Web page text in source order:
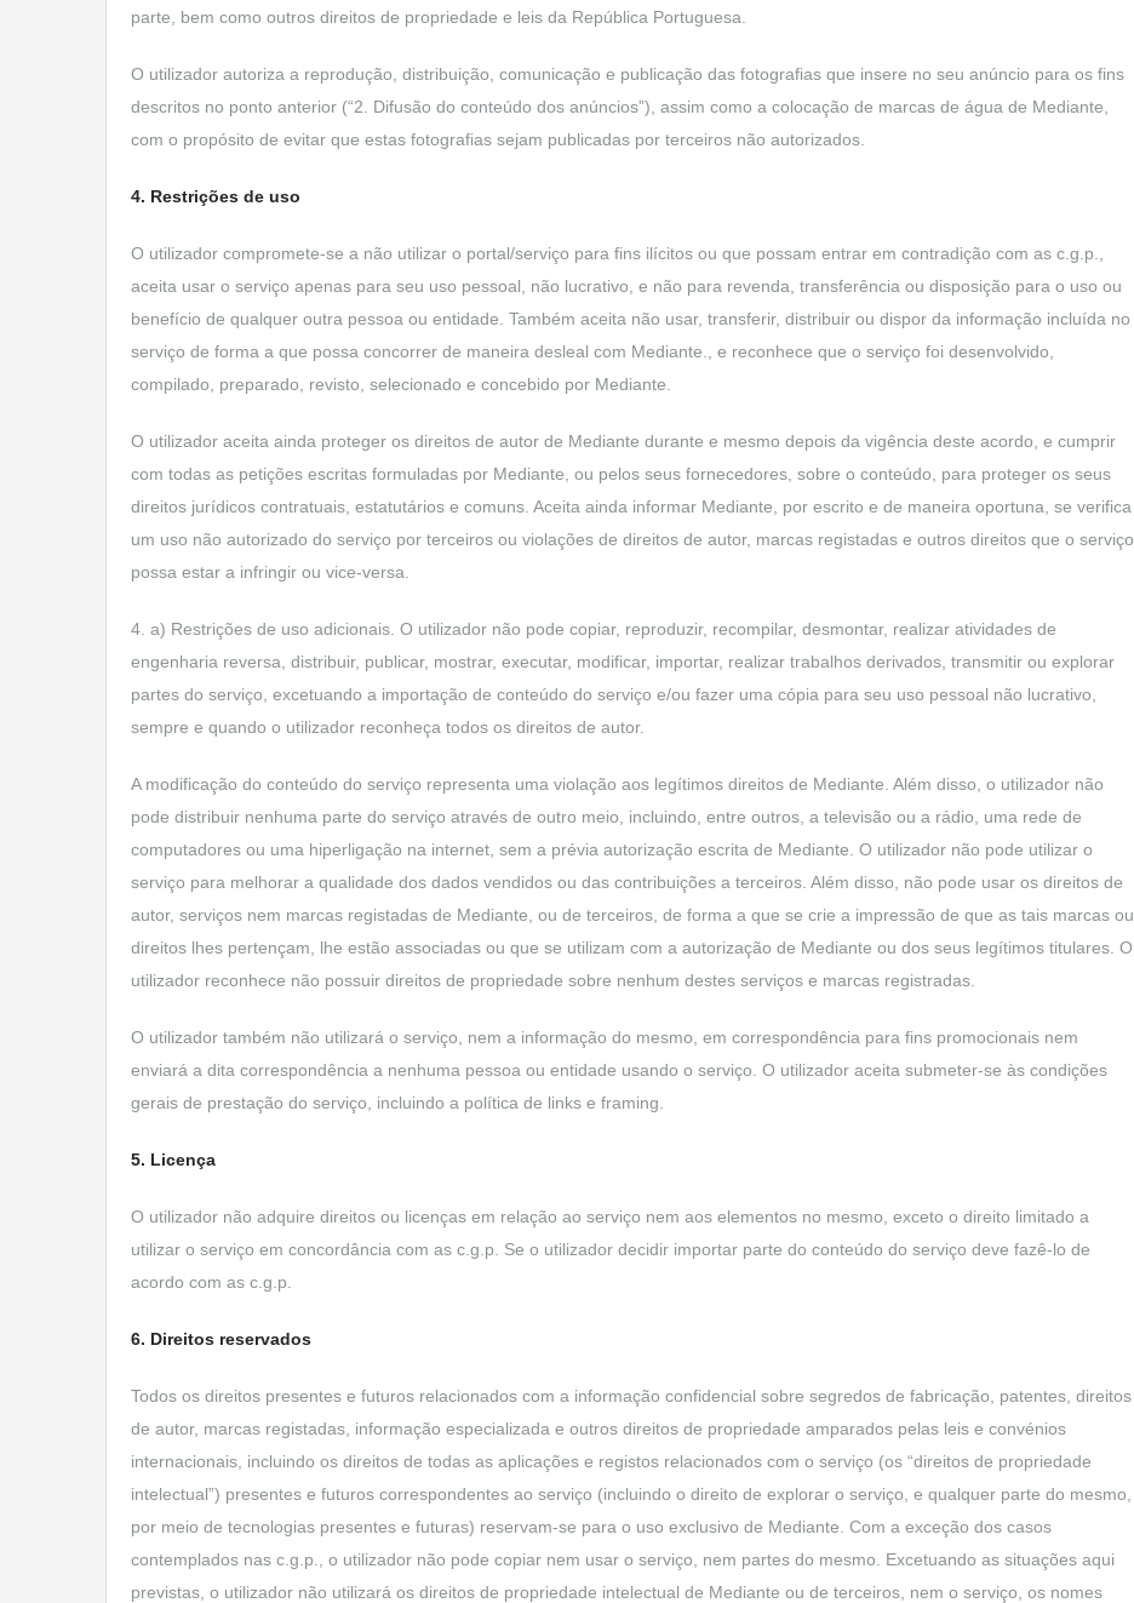
parte, bem como outros direitos de propriedade e leis da República Portuguesa.
O utilizador autoriza a reprodução, distribuição, comunicação e publicação das fotografias que insere no seu anúncio para os fins
descritos no ponto anterior (“2. Difusão do conteúdo dos anúncios”), assim como a colocação de marcas de água de Mediante,
com o propósito de evitar que estas fotografias sejam publicadas por terceiros não autorizados.
4. Restrições de uso
O utilizador compromete-se a não utilizar o portal/serviço para fins ilícitos ou que possam entrar em contradição com as c.g.p.,
aceita usar o serviço apenas para seu uso pessoal, não lucrativo, e não para revenda, transferência ou disposição para o uso ou
benefício de qualquer outra pessoa ou entidade. Também aceita não usar, transferir, distribuir ou dispor da informação incluída no
serviço de forma a que possa concorrer de maneira desleal com Mediante., e reconhece que o serviço foi desenvolvido,
compilado, preparado, revisto, selecionado e concebido por Mediante.
O utilizador aceita ainda proteger os direitos de autor de Mediante durante e mesmo depois da vigência deste acordo, e cumprir
com todas as petições escritas formuladas por Mediante, ou pelos seus fornecedores, sobre o conteúdo, para proteger os seus
direitos jurídicos contratuais, estatutários e comuns. Aceita ainda informar Mediante, por escrito e de maneira oportuna, se verifica
um uso não autorizado do serviço por terceiros ou violações de direitos de autor, marcas registadas e outros direitos que o serviço
possa estar a infringir ou vice-versa.
4. a) Restrições de uso adicionais. O utilizador não pode copiar, reproduzir, recompilar, desmontar, realizar atividades de
engenharia reversa, distribuir, publicar, mostrar, executar, modificar, importar, realizar trabalhos derivados, transmitir ou explorar
partes do serviço, excetuando a importação de conteúdo do serviço e/ou fazer uma cópia para seu uso pessoal não lucrativo,
sempre e quando o utilizador reconheça todos os direitos de autor.
A modificação do conteúdo do serviço representa uma violação aos legítimos direitos de Mediante. Além disso, o utilizador não
pode distribuir nenhuma parte do serviço através de outro meio, incluindo, entre outros, a televisão ou a rádio, uma rede de
computadores ou uma hiperligação na internet, sem a prévia autorização escrita de Mediante. O utilizador não pode utilizar o
serviço para melhorar a qualidade dos dados vendidos ou das contribuições a terceiros. Além disso, não pode usar os direitos de
autor, serviços nem marcas registadas de Mediante, ou de terceiros, de forma a que se crie a impressão de que as tais marcas ou
direitos lhes pertençam, lhe estão associadas ou que se utilizam com a autorização de Mediante ou dos seus legítimos titulares. O
utilizador reconhece não possuir direitos de propriedade sobre nenhum destes serviços e marcas registradas.
O utilizador também não utilizará o serviço, nem a informação do mesmo, em correspondência para fins promocionais nem
enviará a dita correspondência a nenhuma pessoa ou entidade usando o serviço. O utilizador aceita submeter-se às condições
gerais de prestação do serviço, incluindo a política de links e framing.
5. Licença
O utilizador não adquire direitos ou licenças em relação ao serviço nem aos elementos no mesmo, exceto o direito limitado a
utilizar o serviço em concordância com as c.g.p. Se o utilizador decidir importar parte do conteúdo do serviço deve fazê-lo de
acordo com as c.g.p.
6. Direitos reservados
Todos os direitos presentes e futuros relacionados com a informação confidencial sobre segredos de fabricação, patentes, direitos
de autor, marcas registadas, informação especializada e outros direitos de propriedade amparados pelas leis e convénios
internacionais, incluindo os direitos de todas as aplicações e registos relacionados com o serviço (os “direitos de propriedade
intelectual”) presentes e futuros correspondentes ao serviço (incluindo o direito de explorar o serviço, e qualquer parte do mesmo,
por meio de tecnologias presentes e futuras) reservam-se para o uso exclusivo de Mediante. Com a exceção dos casos
contemplados nas c.g.p., o utilizador não pode copiar nem usar o serviço, nem partes do mesmo. Excetuando as situações aqui
previstas, o utilizador não utilizará os direitos de propriedade intelectual de Mediante ou de terceiros, nem o serviço, os nomes